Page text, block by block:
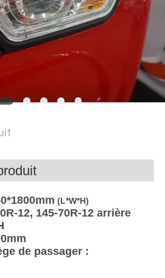
(L*W*H)
12, 145-70R-12 arrière
de passager :